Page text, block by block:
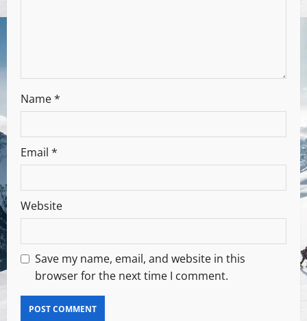
Name*
Email *
Website
Save my name, email, and website in this
browser for the next time I comment.